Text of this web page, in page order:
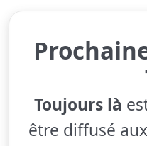
Toujours là
être diffusé